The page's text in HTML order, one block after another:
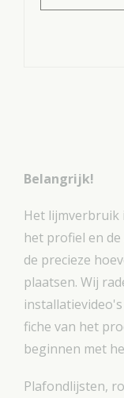
Belangrijk!
Het lijmverbruik
het profiel en
de precieze
plaatsen. Wij
fiche van het
beginnen met
Plafondlijsten,